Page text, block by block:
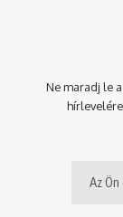
Ne maradj le